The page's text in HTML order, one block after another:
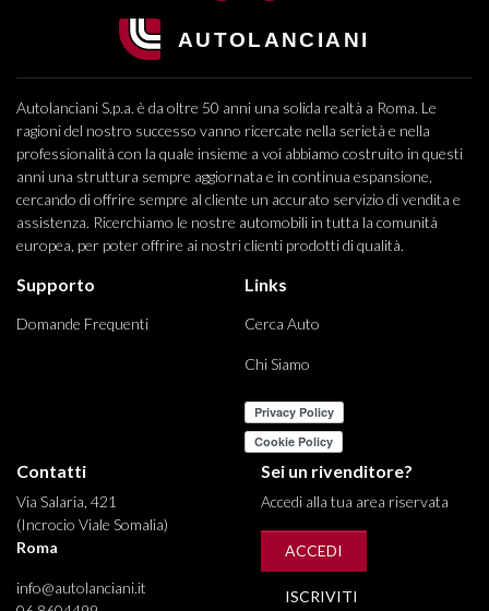
Autolanciani S.p.a. è da oltre 50 anni una solida realtà a Roma. Le
ragioni del nostro successo vanno ricercate nella serietà e nella
professionalità con la quale insieme a voi abbiamo costruito in questi
anni una struttura sempre aggiornata e in continua espansione,
cercando di offrire sempre al cliente un accurato servizio di vendita e
assistenza. Ricerchiamo le nostre automobili in tutta la comunità
europea, per poter offrire ai nostri clienti prodotti di qualità.
Supporto
Domande Frequenti
Links
Cerca Auto
Chi Siamo
Contatti
Via Salaria, 421
(Incrocio Viale Somalia)
Roma
info@autolanciani.it
Sei un rivenditore?
Accedi alla tua area riservata
ACCEDI
ISCRIVITI